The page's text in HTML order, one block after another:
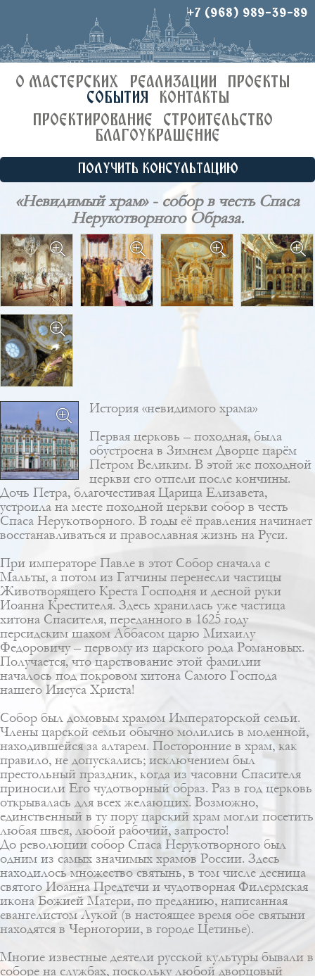
+7 (968) 989-39-89
О МАСТЕРСКИХ РЕАЛИЗАЦИИ
ПРОЕКТЫ
СОБЫТИЯ
КОНТАКТЫ
ПРОЕКТИРОВАНИЕ
СТРОИТЕЛЬСТВО
БЛАГОУКРАШЕНИЕ
ПОЛУЧИТЬ КОНСУЛЬТАЦИЮ
«Невидимый храм» - собор в честь Спаса
Нерукотворного Образа.
История «невидимого храма»
Первая церковь – походная, была
обустроена в Зимнем Дворце царём
Петром Великим. В этой же походной
церкви его отпели после кончины.
Дочь Петра, благочестивая Царица Елизавета,
устроила на месте походной церкви собор в честь
Спаса Нерукотворного. В годы её правления начинает
восстанавливаться и православная жизнь на Руси.
При императоре Павле в этот Собор сначала с
Мальты, а потом из Гатчины перенесли частицы
Животворящего Креста Господня и десной руки
Иоанна Крестителя. Здесь хранилась уже частица
хитона Спасителя, переданного в 1625 году
персидским шахом Аббасом царю Михаилу
Федоровичу – первому из царского рода Романовых.
Получается, что царствование этой фамилии
началось под покровом хитона Самого Господа
нашего Иисуса Христа!
Собор был домовым храмом Императорской семьи.
Члены царской семьи обычно молились в моленной,
находившейся за алтарем. Посторонние в храм, как
правило, не допускались; исключением был
престольный праздник, когда из часовни Спасителя
приносили Его чудотворный образ. Раз в год церковь
открывалась для всех желающих. Возможно,
единственный в ту пору царский храм могли посетить
любая швея, любой рабочий, запросто!
До революции собор Спаса Нерукотворного был
одним из самых значимых храмов России. Здесь
находилось множество святынь, в том числе десница
святого Иоанна Предтечи и чудотворная Филермская
икона Божией Матери, по преданию, написанная
евангелистом Лукой (в настоящее время обе святыни
находятся в Черногории, в городе Цетинье).
Многие известные деятели русской культуры бывали в
соборе на службах, поскольку любой дворцовый